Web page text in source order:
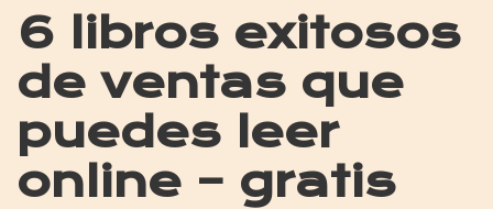
6 libros exitosos
de ventas que
puedes leer
online – gratis